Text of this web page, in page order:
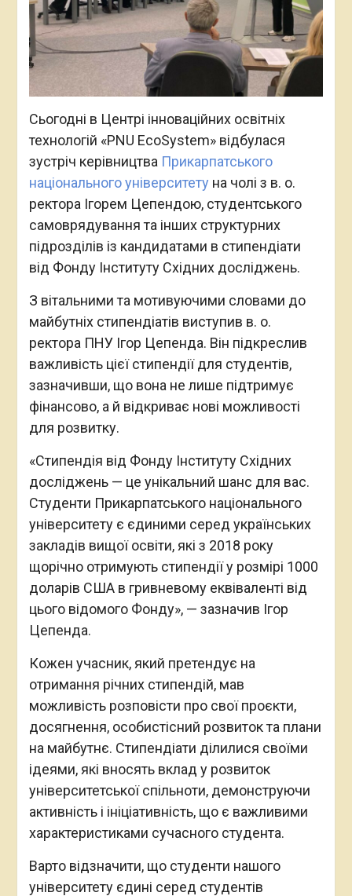
Сьогодні в Центрі інноваційних освітніх
технологій «PNU EcoSystem» відбулася
зустріч керівництва Прикарпатського
національного університету на чолі з в. о.
ректора Ігорем Цепендою, студентського
самоврядування та інших структурних
підрозділів із кандидатами в стипендіати
від Фонду Інституту Східних досліджень.
З вітальними та мотивуючими словами до
майбутніх стипендіатів виступив в. о.
ректора ПНУ Ігор Цепенда. Він підкреслив
важливість цієї стипендії для студентів,
зазначивши, що вона не лише підтримує
фінансово, а й відкриває нові можливості
для розвитку.
«Стипендія від Фонду Інституту Східних
досліджень — це унікальний шанс для вас.
Студенти Прикарпатського національного
університету є єдиними серед українських
закладів вищої освіти, які з 2018 року
щорічно отримують стипендії у розмірі 1000
доларів США в гривневому еквіваленті від
цього відомого Фонду», — зазначив Ігор
Цепенда.
Кожен учасник, який претендує на
отримання річних стипендій, мав
можливість розповісти про свої проєкти,
досягнення, особистісний розвиток та плани
на майбутнє. Стипендіати ділилися своїми
ідеями, які вносять вклад у розвиток
університетської спільноти, демонструючи
активність і ініціативність, що є важливими
характеристиками сучасного студента.
Варто відзначити, що студенти нашого
університету єдині серед студентів